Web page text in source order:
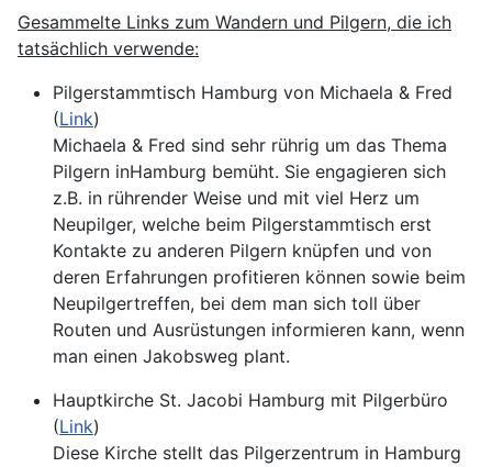
Gesammelte Links zum Wandern und Pilgern, die ich
tatsächlich verwende:
Pilgerstammtisch Hamburg von Michaela & Fred
(Link)
Michaela & Fred sind sehr rührig um das Thema
Pilgern inHamburg bemüht. Sie engagieren sich
z.B. in rührender Weise und mit viel Herz um
Neupilger, welche beim Pilgerstammtisch erst
Kontakte zu anderen Pilgern knüpfen und von
deren Erfahrungen profitieren können sowie beim
Neupilgertreffen, bei dem man sich toll über
Routen und Ausrüstungen informieren kann, wenn
man einen Jakobsweg plant.
Hauptkirche St. Jacobi Hamburg mit Pilgerbüro
(Link)
Diese Kirche stellt das Pilgerzentrum in Hamburg